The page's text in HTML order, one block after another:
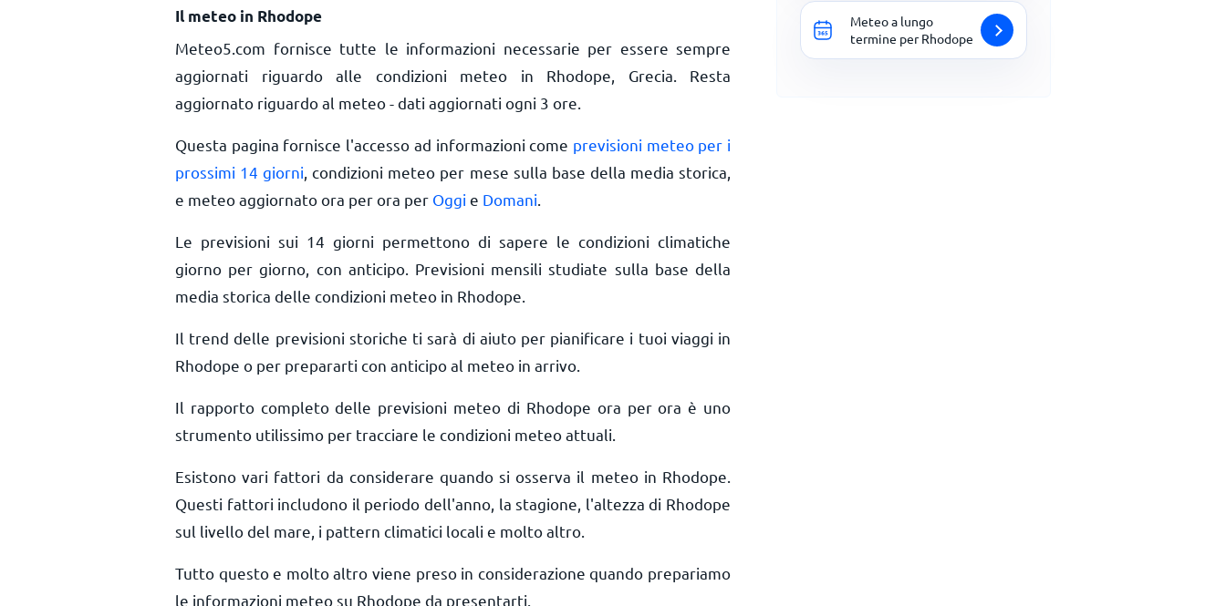
Il meteo in Rhodope
Meteo5.com fornisce tutte le informazioni necessarie per essere sempre
aggiornati riguardo alle condizioni meteo in Rhodope, Grecia. Resta
aggiornato riguardo al meteo - dati aggiornati ogni 3 ore.
Questa pagina fornisce l'accesso ad informazioni come previsioni meteo per i
prossimi 14 giorni , condizioni meteo per mese sulla base della media storica,
e meteo aggiornato ora per ora per Oggi e Domani
Le previsioni sui 14 giorni permettono di sapere le condizioni climatiche
giorno per giorno, con anticipo. Previsioni mensili studiate sulla base della
media storica delle condizioni meteo in Rhodope.
Il trend delle previsioni storiche ti sarà di aiuto per pianificare i tuoi viaggi in
Rhodope o per prepararti con anticipo al meteo in arrivo.
Il rapporto completo delle previsioni meteo di Rhodope ora per ora è uno
strumento utilissimo per tracciare le condizioni meteo attuali.
Esistono vari fattori da considerare quando si osserva il meteo in Rhodope.
Questi fattori includono il periodo dell'anno, la stagione, l'altezza di Rhodope
sul livello del mare, i pattern climatici locali e molto altro.
Tutto questo e molto altro viene preso in considerazione quando prepariamo
le informazioni meteo su Rhodope da presentarti.
Meteo a lungo
termine per Rhodope